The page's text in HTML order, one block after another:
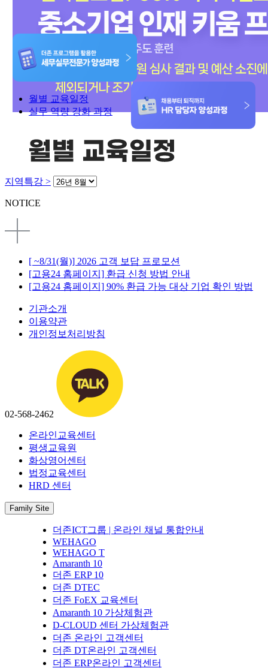
월별 교육일정
실무 역량 강화 과정
지역특강 >
NOTICE
[ ~8/31(월)] 2026 고객 보답 프로모션
[고용24 홈페이지] 환급 신청 방법 안내
[고용24 홈페이지] 90% 환급 가능 대상 기업 확인 방법
기관소개
이용약관
개인정보처리방침
02-568-2462
온라인교육센터
평생교육원
화상영어센터
법정교육센터
HRD 센터
Family Site
더존ICT그룹 | 온라인 채널 통합안내
WEHAGO
WEHAGO T
Amaranth 10
더존 ERP 10
더존 DTEC
더존 FoEX 교육센터
Amaranth 10 가상체험관
D-CLOUD 센터 가상체험관
더존 온라인 고객센터
더존 DT온라인 고객센터
더존 ERP온라인 고객센터